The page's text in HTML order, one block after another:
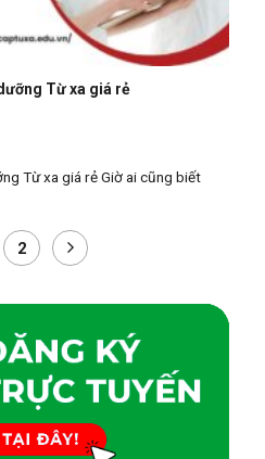
Từ xa giá rẻ
Từ xa giá rẻ Giờ ai cũng biết
2